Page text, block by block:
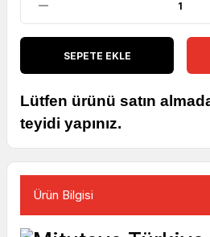
SEPETE EKLE
Lütfen ürünü satın
teyidi yapınız.
Ürün Bilgisi